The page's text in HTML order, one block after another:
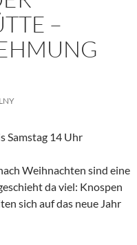
–
Samstag 14 Uhr
Weihnachten sind eine
da viel: Knospen
sich auf das neue Jahr